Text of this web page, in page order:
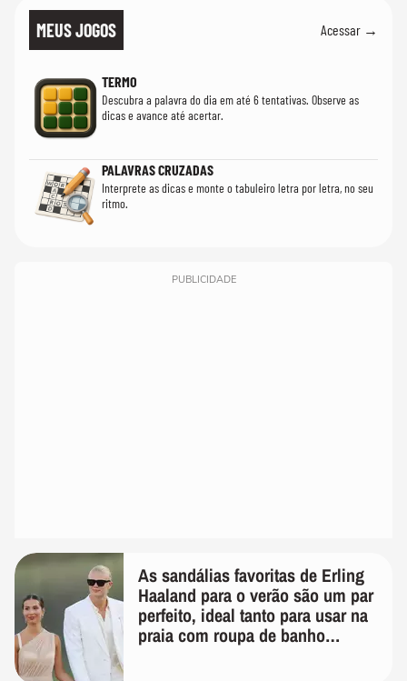
MEUS JOGOS Acessar →
TERMO
Descubra a palavra do dia em até 6 tentativas. Observe as
dicas e avance até acertar.
PALAVRAS CRUZADAS
Interprete as dicas e monte o tabuleiro letra por letra, no seu
ritmo.
PUBLICIDADE
As sandálias favoritas de Erling
Haaland para o verão são um par
perfeito, ideal tanto para usar na
praia com roupa de banho